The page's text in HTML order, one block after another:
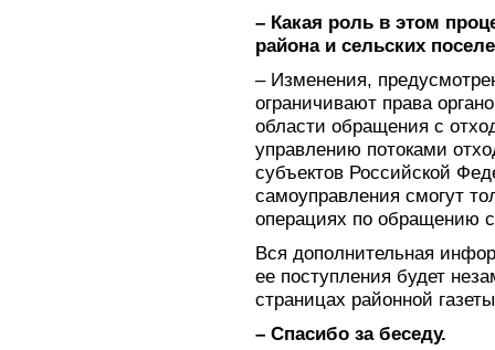
– Какая роль в этом
района и сельских
– Изменения,
ограничивают права
области обращения с
управлению потоками
субъектов Российской
самоуправления смогут
операциях по обращению
Вся дополнительная
ее поступления будет
страницах районной
– Спасибо за беседу.